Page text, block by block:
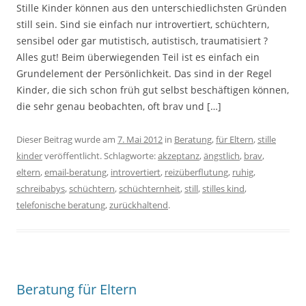
Stille Kinder können aus den unterschiedlichsten Gründen
still sein. Sind sie einfach nur introvertiert, schüchtern,
sensibel oder gar mutistisch, autistisch, traumatisiert ?
Alles gut! Beim überwiegenden Teil ist es einfach ein
Grundelement der Persönlichkeit. Das sind in der Regel
Kinder, die sich schon früh gut selbst beschäftigen können,
die sehr genau beobachten, oft brav und […]
Dieser Beitrag wurde am 7. Mai 2012 in Beratung,für Eltern,stille
kinderveröffentlicht. Schlagworte:akzeptanz,ängstlich, brav,
eltern,email-beratung, introvertiert, reizüberflutung, ruhig,
schreibabys,schüchtern,schüchternheit,still,stilles kind,
telefonische beratung,zurückhaltend.
Beratung für Eltern